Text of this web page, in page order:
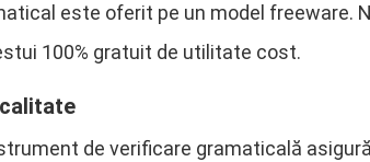
este oferit pe un model freeware.
100% gratuit de utilitate cost.
de verificare gramaticală